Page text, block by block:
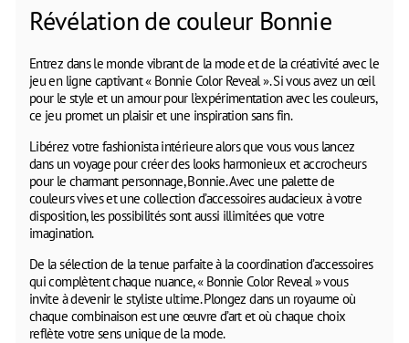
Révélation de couleur Bonnie
Entrez dans le monde vibrant de la mode et de la créativité avec le
jeu en ligne captivant « Bonnie Color Reveal ». Si vous avez un œil
pour le style et un amour pour l’expérimentation avec les couleurs,
ce jeu promet un plaisir et une inspiration sans fin.
Libérez votre fashionista intérieure alors que vous vous lancez
dans un voyage pour créer des looks harmonieux et accrocheurs
pour le charmant personnage, Bonnie. Avec une palette de
couleurs vives et une collection d’accessoires audacieux à votre
disposition, les possibilités sont aussi illimitées que votre
imagination.
De la sélection de la tenue parfaite à la coordination d’accessoires
qui complètent chaque nuance, « Bonnie Color Reveal » vous
invite à devenir le styliste ultime. Plongez dans un royaume où
chaque combinaison est une œuvre d’art et où chaque choix
reflète votre sens unique de la mode.